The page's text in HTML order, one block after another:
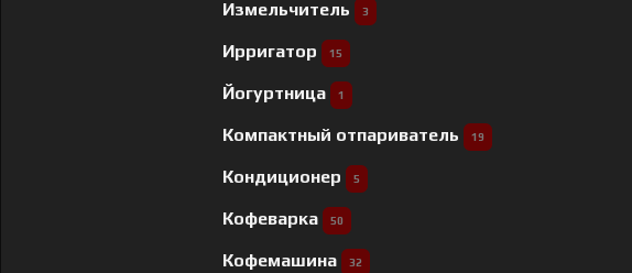
Измельчитель 3
Ирригатор 15
Йогуртница 1
Компактный отпариватель 19
Кондиционер 5
Кофеварка 50
Кофемашина 32